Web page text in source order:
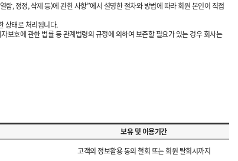
, 정정, 삭제 등)에 관한 사항”에서 설명한 절차와 방법에 따라 회원 본인이 직접
상태로 처리됩니다.
보호에 관한 법률 등 관계법령의 규정에 의하여 보존할 필요가 있는 겅우 회사는
보유 및 이용기간
고객의 정보활용 동의 철회 또는 회원 탈회시까지